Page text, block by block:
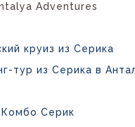
Adventures
круиз из Серика
тур из Серика в
Серик